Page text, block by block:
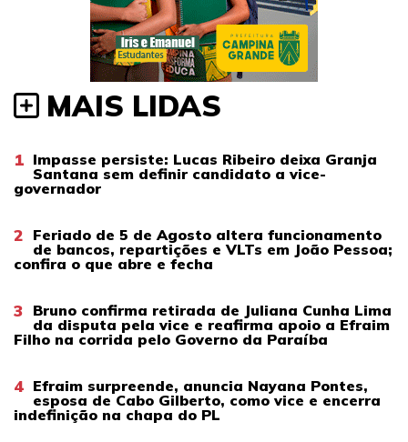
MAIS LIDAS
1 Impasse persiste: Lucas Ribeiro deixa Granja
Santana sem definir candidato a vice-
governador
2 Feriado de 5 de Agosto altera funcionamento
de bancos, repartições e VLTs em João Pessoa;
confira o que abre e fecha
3 Bruno confirma retirada de Juliana Cunha Lima
da disputa pela vice e reafirma apoio a Efraim
Filho na corrida pelo Governo da Paraíba
4 Efraim surpreende, anuncia Nayana Pontes,
esposa de Cabo Gilberto, como vice e encerra
indefinição na chapa do PL